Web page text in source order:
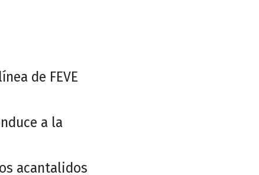
de FEVE
a la
acantalidos